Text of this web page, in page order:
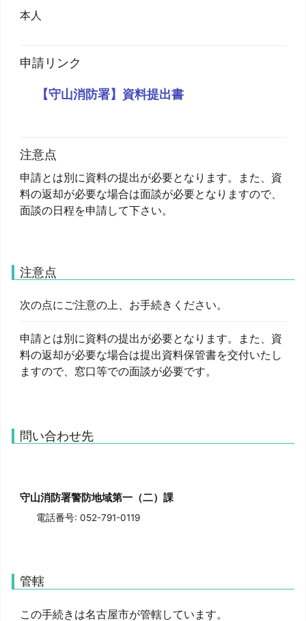
本人
申請リンク
【守山消防署】資料提出書
注意点
申請とは別に資料の提出が必要となります。また、資
料の返却が必要な場合は面談が必要となりますので、
面談の日程を申請して下さい。
注意点
次の点にご注意の上、お手続きください。
申請とは別に資料の提出が必要となります。また、資
料の返却が必要な場合は提出資料保管書を交付いたし
ますので、窓口等での面談が必要です。
問い合わせ先
守山消防署警防地域第一（二）課
電話番号: 052-791-0119
管轄
この手続きは名古屋市が管轄しています。